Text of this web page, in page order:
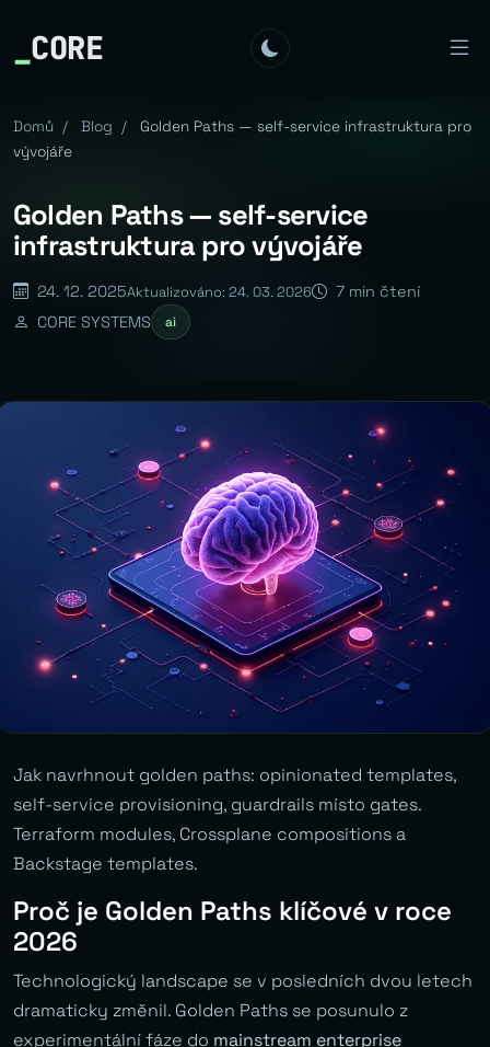
_CORE
Domů / Blog /
Golden Paths — self-service infrastruktura pro
vývojáře
Golden Paths — self-service
infrastruktura pro vývojáře
24. 12. 2025Aktualizováno: 24. 03. 2026
7 min čtení
CORE SYSTEMS
ai
Jak navrhnout golden paths: opinionated templates,
self-service provisioning, guardrails místo gates.
Terraform modules, Crossplane compositions a
Backstage templates.
Proč je Golden Paths klíčové v roce
2026
Technologický landscape se v posledních dvou letech
dramaticky změnil. Golden Paths se posunulo z
experimentální fáze do mainstream enterprise